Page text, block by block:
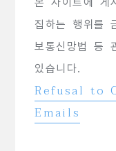
집하는 행위를
보통신망법 등
있습니다.
Refusal to
Emails